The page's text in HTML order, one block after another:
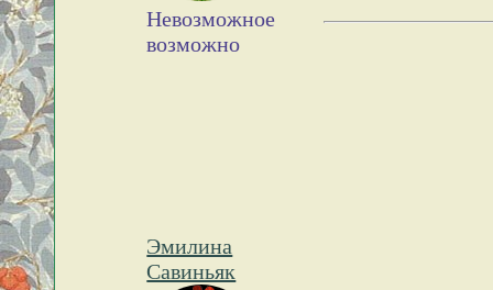
Невозможное
возможно
Эмилина
Савиньяк